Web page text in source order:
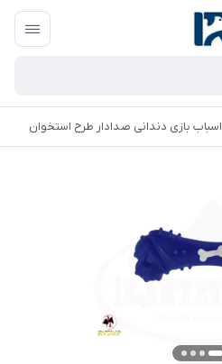
اسباب بازی دندانی صدادار طرح استخوان